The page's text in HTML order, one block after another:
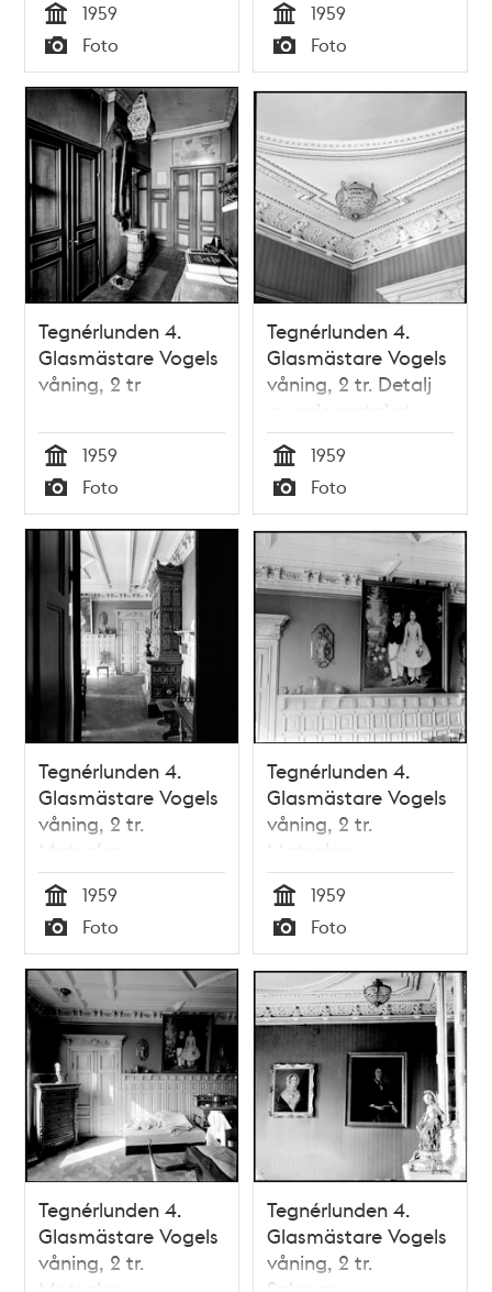
Tid
1959
Typ
Foto Tid
1959
Typ
Foto
Tegnérlunden 4.
Glasmästare Vogels
våning, 2 tr
Tid
1959
Typ
Foto
Tegnérlunden 4.
Glasmästare Vogels
våning, 2 tr. Detalj
av salongstaket
Tid
1959
Typ
Foto
Tegnérlunden 4.
Glasmästare Vogels
våning, 2 tr.
Matsalen
Tid
1959
Typ
Foto
Tegnérlunden 4.
Glasmästare Vogels
våning, 2 tr.
Matsalen
Tid
1959
Typ
Foto
Tegnérlunden 4.
Glasmästare Vogels
våning, 2 tr.
Tegnérlunden 4.
Glasmästare Vogels
våning, 2 tr.